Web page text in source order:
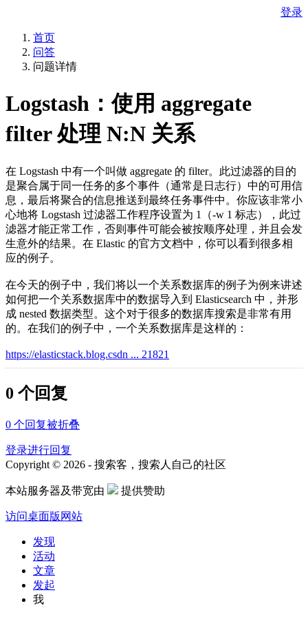
登录
首页
问答
问题详情
Logstash：使用 aggregate
filter 处理 N:N 关系
在 Logstash 中有一个叫做 aggregate 的 filter。此过滤器的目的
是聚合属于同一任务的多个事件（通常是日志行）中的可用信
息，最后将聚合的信息推送到最终任务事件中。你应该非常小
心地将 Logstash 过滤器工作程序设置为 1（-w 1 标志），此过
滤器才能正常工作，否则事件可能会被按顺序处理，并且会发
生意外的结果。在 Elastic 的官方文档中，你可以看到很多相
应的例子。
在今天的例子中，我们将以一个关系数据库的例子为例来讲述
如何把一个关系数据库中的数据导入到 Elasticsearch 中，并形
成 nested 数据类型。这个对于很多的数据库搜索是非常有用
的。在我们的例子中，一个关系数据库是这样的：
https://elasticstack.blog.csdn ... 21821
0 个回复
0 个回复被折叠
登录进行回复
Copyright © 2026 - 搜索客，搜索人自己的社区
本站服务器及带宽由 提供赞助
访问桌面版网站
发现
活动
文章
发起
我